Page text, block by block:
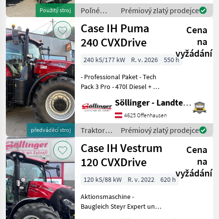
Použitý stroj
vytriasadlo, hydrostatický ,
Pohon vš
Poľné
zberové
stroje /
Case IH
Prémiový zlatý prodejce
předváděcí stroj
Case IH Puma
240 CVXDrive
Cena
na
vyžádání
240 kS/177 kW R. v. 2026
550 h
- Professional Paket - Tech
Pack 3 Pro - 470l Diesel + 54l
Lichtmaschine - 6, 7l Motor
Stufe V mit Umkehrlüfter -
Motorstaubremse - CVX-
Driv
Söllinger - Landtechnik GmbH
4625 Offenhausen
Traktory /
Case IH
Prémiový zlatý prodejce
Case IH Vestrum
120 CVXDrive
Cena
na
vyžádání
120 kS/88 kW R. v. 2022
620 h
Aktionsmaschine -
Baugleich Steyr Expert und